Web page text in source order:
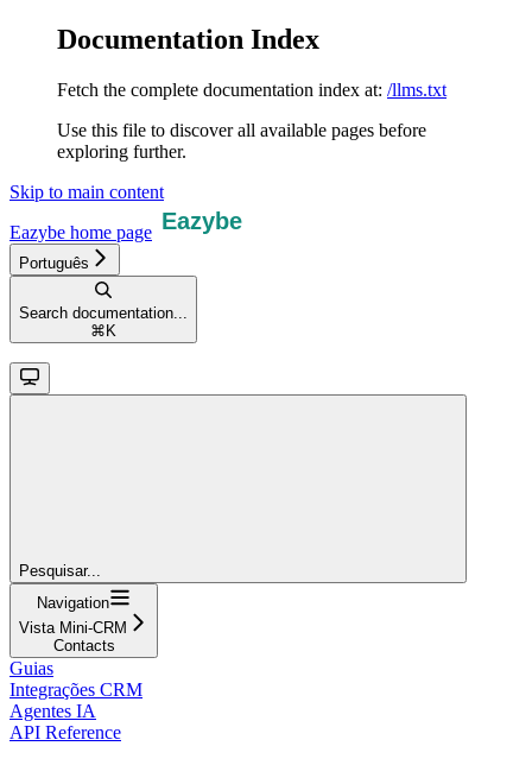
Documentation Index
Fetch the complete documentation index at: /llms.txt
Use this file to discover all available pages before
exploring further.
Skip to main content
Eazybe home page
Português
Search documentation...
⌘ K
Pesquisar...
Navigation
Vista Mini-CRM
Contacts
Guias
Integrações CRM
Agentes IA
API Reference